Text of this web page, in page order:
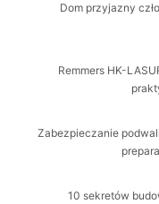
Dom przyjazny
Remmers HK-
Zabezpieczanie
10 sekretów